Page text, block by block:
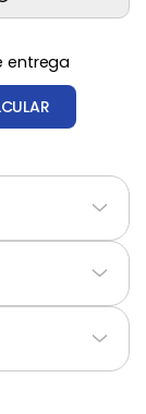
entrega
+
+